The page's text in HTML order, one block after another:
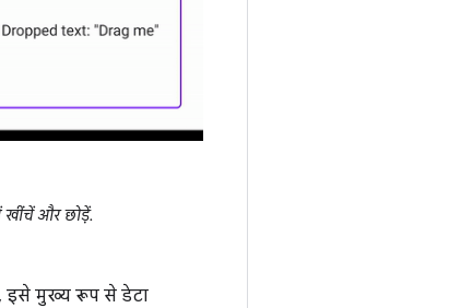
और छोड़ें.
इसे मुख्य रूप से डेटा